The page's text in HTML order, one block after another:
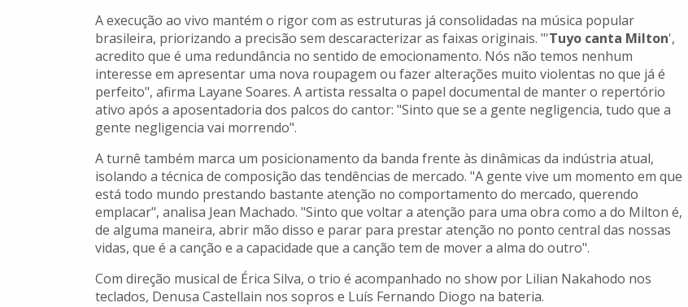
A execução ao vivo mantém o rigor com as estruturas já consolidadas na música popular
brasileira, priorizando a precisão sem descaracterizar as faixas originais. "'Tuyo canta Milton',
acredito que é uma redundância no sentido de emocionamento. Nós não temos nenhum
interesse em apresentar uma nova roupagem ou fazer alterações muito violentas no que já é
perfeito", afirma Layane Soares. A artista ressalta o papel documental de manter o repertório
ativo após a aposentadoria dos palcos do cantor: "Sinto que se a gente negligencia, tudo que a
gente negligencia vai morrendo".
A turnê também marca um posicionamento da banda frente às dinâmicas da indústria atual,
isolando a técnica de composição das tendências de mercado. "A gente vive um momento em que
está todo mundo prestando bastante atenção no comportamento do mercado, querendo
emplacar", analisa Jean Machado. "Sinto que voltar a atenção para uma obra como a do Milton é,
de alguma maneira, abrir mão disso e parar para prestar atenção no ponto central das nossas
vidas, que é a canção e a capacidade que a canção tem de mover a alma do outro".
Com direção musical de Érica Silva, o trio é acompanhado no show por Lilian Nakahodo nos
teclados, Denusa Castellain nos sopros e Luís Fernando Diogo na bateria.